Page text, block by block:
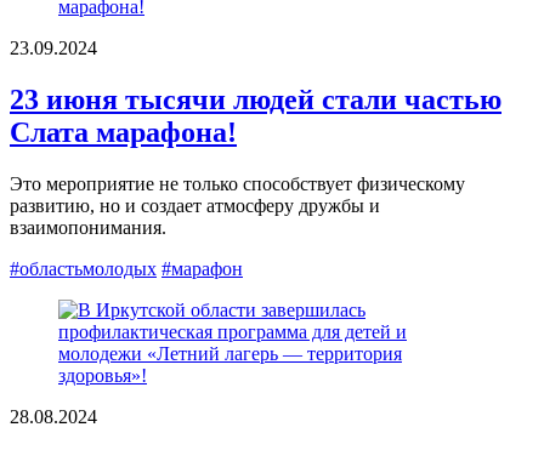
23.09.2024
23 июня тысячи людей стали частью
Слата марафона!
Это мероприятие не только способствует физическому
развитию, но и создает атмосферу дружбы и
взаимопонимания.
#областьмолодых #марафон
28.08.2024